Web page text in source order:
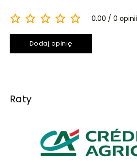
0.00 0 opinii
Dodaj opinię
Raty